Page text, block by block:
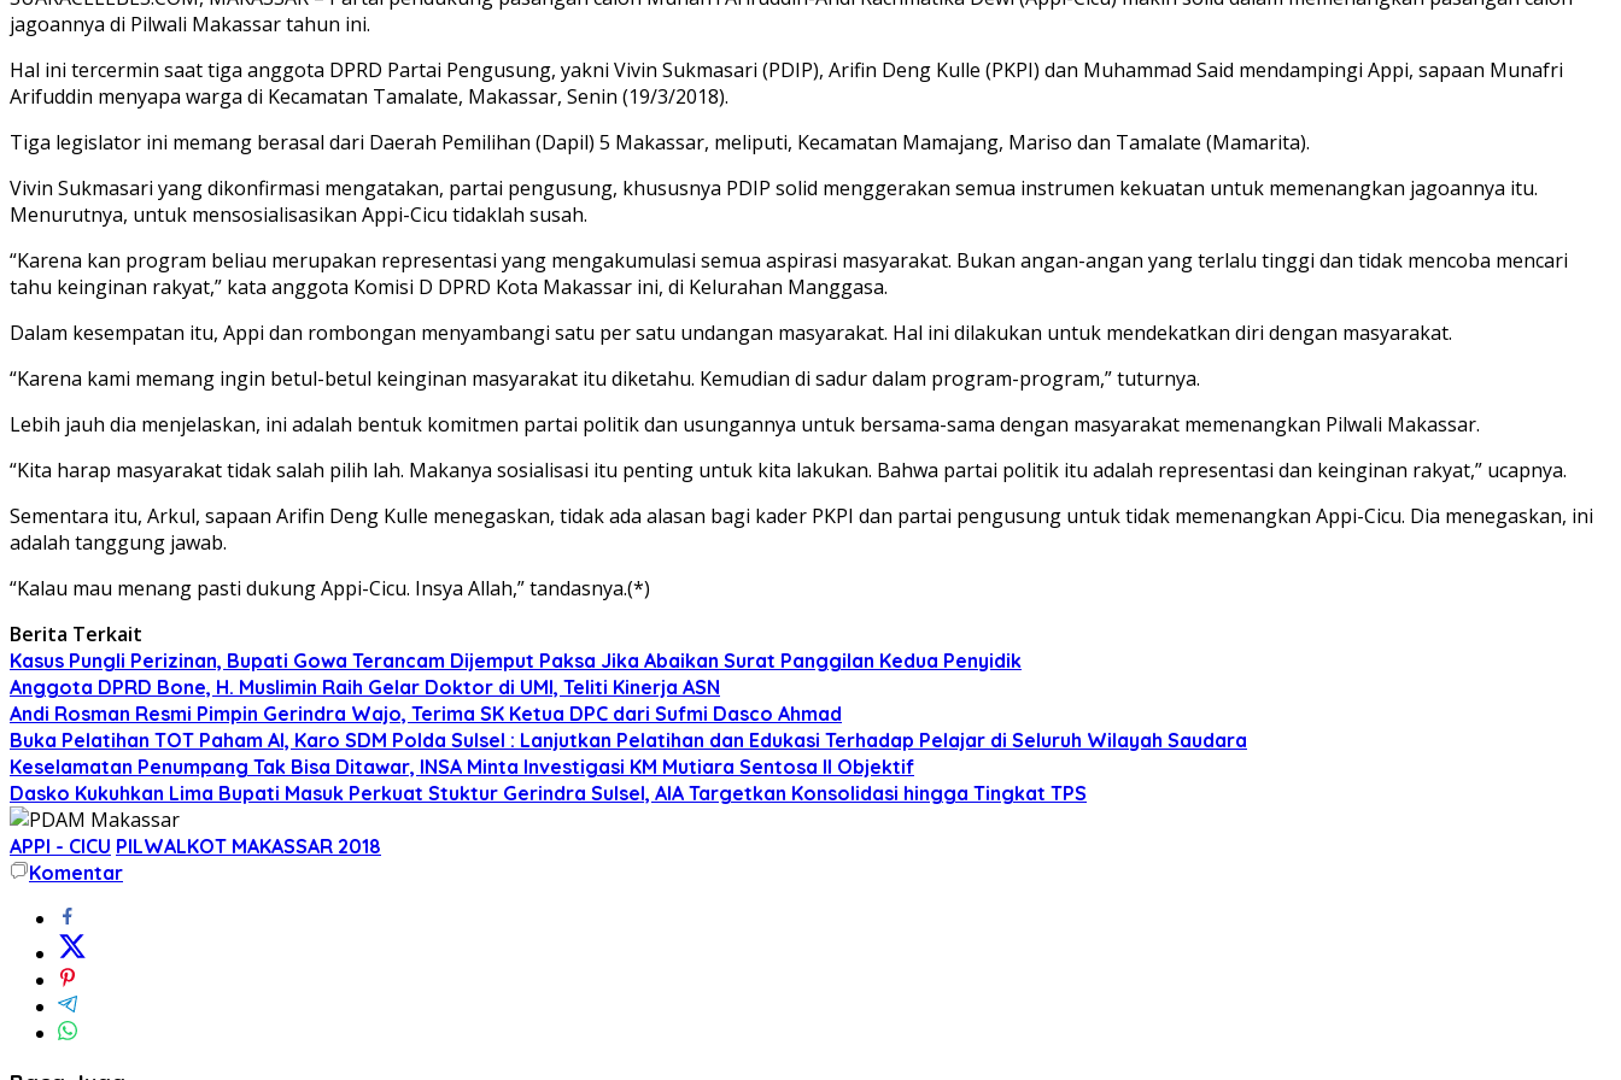
jagoannya di Pilwali Makassar tahun ini.
Hal ini tercermin saat tiga anggota DPRD Partai Pengusung, yakni Vivin Sukmasari (PDIP), Arifin Deng Kulle (PKPI) dan Muhammad Said mendampingi Appi, sapaan Munafri
Arifuddin menyapa warga di Kecamatan Tamalate, Makassar, Senin (19/3/2018).
Tiga legislator ini memang berasal dari Daerah Pemilihan (Dapil) 5 Makassar, meliputi, Kecamatan Mamajang, Mariso dan Tamalate (Mamarita).
Vivin Sukmasari yang dikonfirmasi mengatakan, partai pengusung, khususnya PDIP solid menggerakan semua instrumen kekuatan untuk memenangkan jagoannya itu.
Menurutnya, untuk mensosialisasikan Appi-Cicu tidaklah susah.
“Karena kan program beliau merupakan representasi yang mengakumulasi semua aspirasi masyarakat. Bukan angan-angan yang terlalu tinggi dan tidak mencoba mencari
tahu keinginan rakyat,” kata anggota Komisi D DPRD Kota Makassar ini, di Kelurahan Manggasa.
Dalam kesempatan itu, Appi dan rombongan menyambangi satu per satu undangan masyarakat. Hal ini dilakukan untuk mendekatkan diri dengan masyarakat.
“Karena kami memang ingin betul-betul keinginan masyarakat itu diketahu. Kemudian di sadur dalam program-program,” tuturnya.
Lebih jauh dia menjelaskan, ini adalah bentuk komitmen partai politik dan usungannya untuk bersama-sama dengan masyarakat memenangkan Pilwali Makassar.
“Kita harap masyarakat tidak salah pilih lah. Makanya sosialisasi itu penting untuk kita lakukan. Bahwa partai politik itu adalah representasi dan keinginan rakyat,” ucapnya.
Sementara itu, Arkul, sapaan Arifin Deng Kulle menegaskan, tidak ada alasan bagi kader PKPI dan partai pengusung untuk tidak memenangkan Appi-Cicu. Dia menegaskan, ini
adalah tanggung jawab.
“Kalau mau menang pasti dukung Appi-Cicu. Insya Allah,” tandasnya.(*)
Berita Terkait
Kasus Pungli Perizinan, Bupati Gowa Terancam Dijemput Paksa Jika Abaikan Surat Panggilan Kedua Penyidik
Anggota DPRD Bone, H. Muslimin Raih Gelar Doktor di UMI, Teliti Kinerja ASN
Andi Rosman Resmi Pimpin Gerindra Wajo, Terima SK Ketua DPC dari Sufmi Dasco Ahmad
Buka Pelatihan TOT Paham AI, Karo SDM Polda Sulsel : Lanjutkan Pelatihan dan Edukasi Terhadap Pelajar di Seluruh Wilayah Saudara
Keselamatan Penumpang Tak Bisa Ditawar, INSA Minta Investigasi KM Mutiara Sentosa II Objektif
Dasko Kukuhkan Lima Bupati Masuk Perkuat Stuktur Gerindra Sulsel, AIA Targetkan Konsolidasi hingga Tingkat TPS
APPI - CICU PILWALKOT MAKASSAR 2018
Komentar